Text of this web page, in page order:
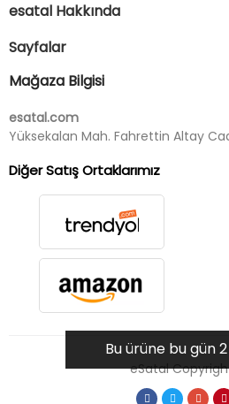
Bu ürüne bu gün
esatal Hakkında
Sayfalar
Mağaza Bilgisi
esatal.com
Yüksekalan Mah. Fahrettin Altay
Diğer Satış Ortaklarımız
eSatal